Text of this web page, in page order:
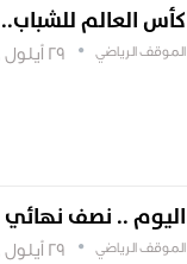
كأس العالم
الموقف الرياضي 29 أيلول , 2025
اليوم .. نصف نهائي
الموقف الرياضي 29 أيلول , 2025